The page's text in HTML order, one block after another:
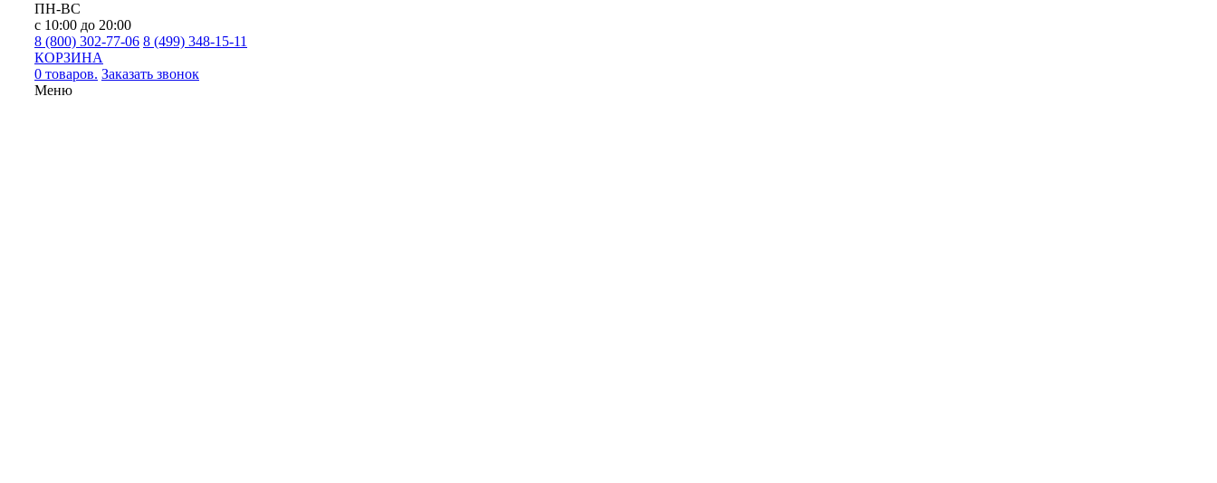
ПН-ВС
с 10:00 до 20:00
8 (800) 302-77-06 8 (499) 348-15-11
КОРЗИНА
0 товаров. Заказать звонок
Меню